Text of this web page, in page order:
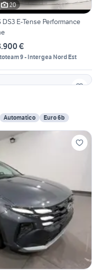
20
DS3 E-Tense Performance
€
9 - Intergea Nord Est
Automatico Euro 6b